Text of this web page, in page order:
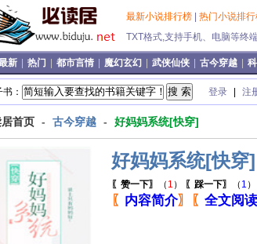
最新小说排行榜 热门小说排
TXT格式,支持手机、电脑等终
新 热门 都市言情 魔幻玄幻 武侠仙侠 古今穿越
： 登录 注
首页 - 古今穿越 - 好妈妈系统[快穿]
好妈妈系统[快穿]
〖赞一下〗
（ 1 ） 〖踩一下〗 （ 1 ）
〖 内容简介〗 〖 全文阅读